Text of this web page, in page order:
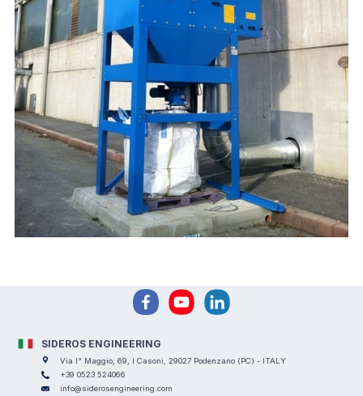
SIDEROS ENGINEERING
Via I° Maggio, 69, I Casoni, 29027 Podenzano (PC) - ITALY
+39 0523 524066
info@siderosengineering.com